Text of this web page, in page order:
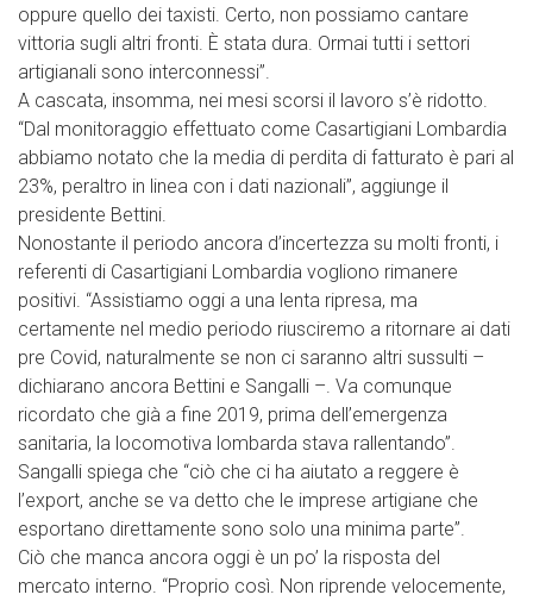
oppure quello dei taxisti. Certo, non possiamo cantare
vittoria sugli altri fronti. È stata dura. Ormai tutti i settori
artigianali sono interconnessi”.
A cascata, insomma, nei mesi scorsi il lavoro s’è ridotto.
“Dal monitoraggio effettuato come Casartigiani Lombardia
abbiamo notato che la media di perdita di fatturato è pari al
23%, peraltro in linea con i dati nazionali”, aggiunge il
presidente Bettini.
Nonostante il periodo ancora d’incertezza su molti fronti, i
referenti di Casartigiani Lombardia vogliono rimanere
positivi. “Assistiamo oggi a una lenta ripresa, ma
certamente nel medio periodo riusciremo a ritornare ai dati
pre Covid, naturalmente se non ci saranno altri sussulti –
dichiarano ancora Bettini e Sangalli –. Va comunque
ricordato che già a fine 2019, prima dell’emergenza
sanitaria, la locomotiva lombarda stava rallentando”.
Sangalli spiega che “ciò che ci ha aiutato a reggere è
l’export, anche se va detto che le imprese artigiane che
esportano direttamente sono solo una minima parte”.
Ciò che manca ancora oggi è un po’ la risposta del
mercato interno. “Proprio così. Non riprende velocemente,